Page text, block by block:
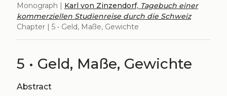
Monograph | Karl von Zinzendorf, Tagebuch einer
kommerziellen Studienreise durch die Schweiz
Chapter | 5 • Geld, Maße, Gewichte
5 • Geld, Maße, Gewichte
Abstract